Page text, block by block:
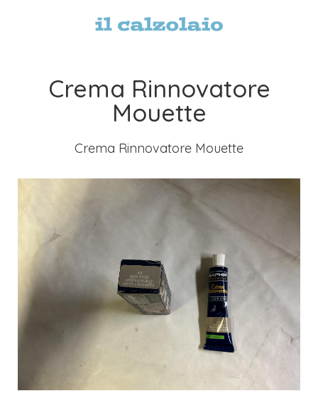
Crema Rinnovatore
Mouette
Crema Rinnovatore Mouette